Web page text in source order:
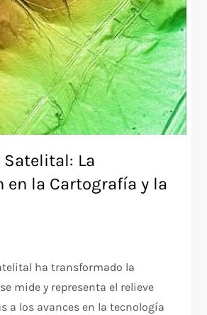
Satelital: La
en la Cartografía y la
ha transformado la
mide y representa el relieve
a los avances en la tecnología